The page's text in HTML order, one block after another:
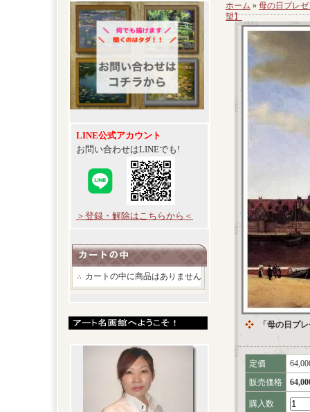
LINE公式アカウント
お問い合わせはLINEでも!
＞登録・解除はこちらから＜
カートの中に商品はありません
ホーム » 母の日プレ
望】
「母の日プ
定価
販売価格
購入数